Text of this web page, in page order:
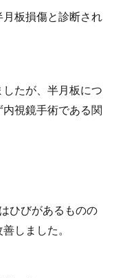
板損傷と診断され
たが、半月板につ
視鏡手術である関
ひびがあるものの
しました。